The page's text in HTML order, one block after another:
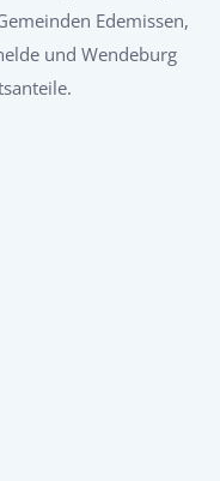
Edemissen,
und Wendeburg